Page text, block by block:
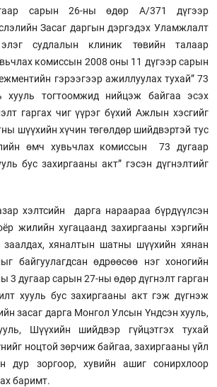
сарын 26-ны өдөр А/371 дүгээр
Засаг даргын дэргэдэх Уламжлалт
судлалын клиник төвийн талаар
комиссын 2008 оны 11 дүгээр сарын
гэрээгээр ажиллуулах тухай” 73
хууль тогтоомжид нийцэж байгаа эсэх
гаргах чиг үүрэг бүхий Ажлын хэсгийг
шүүхийн хүчин төгөлдөр шийдвэртэй тус
өмч хувьчлах комиссын 73 дугаар
бус захиргааны акт” гэсэн дүгнэлтийг
хэлтсийн дарга нараараа бүрдүүлсэн
жилийн хугацаанд захиргааны хэргийн
хяналтын шатны шүүхийн хянан
байгуулагдсан өдрөөсөө нэг хоногийн
3 дугаар сарын 27-ны өдөр дүгнэлт гарган
хууль бус захиргааны акт гэж дүгнэж
засаг дарга Монгол Улсын Үндсэн хууль,
Шүүхийн шийдвэр гүйцэтгэх тухай
ноцтой зөрчиж байгаа, захиргааны үйл
дур зоргоор, хувийн ашиг сонирхлоор
баримт.